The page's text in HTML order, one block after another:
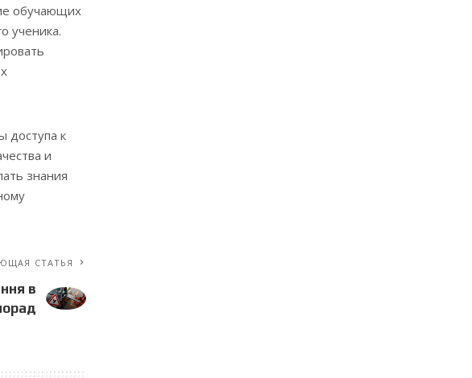
обучающих
ученика.
доступа к
и
знания
СТАТЬЯ
в